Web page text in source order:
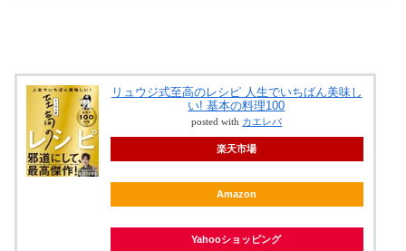
リュウジ式至高のレシピ 人生でいちばん美味し
い! 基本の料理100
posted with カエレバ
楽天市場
Amazon
Yahooショッピング